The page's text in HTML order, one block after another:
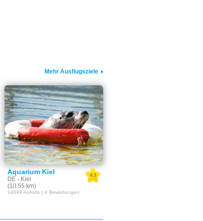
Mehr Ausflugsziele
Aquarium Kiel
DE - Kiel
(10.55 km)
4.3
14699 Aufrufe | 4 Bewertungen